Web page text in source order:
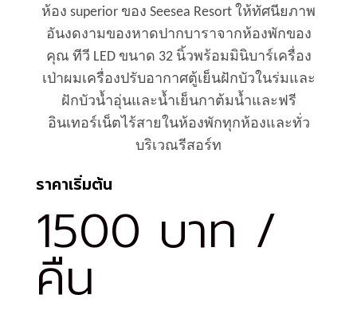
ห้อง superior ของ Seesea Resort ให้ทัศนียภาพ
อันงดงามของหาดปากบาราจากห้องพักของ
คุณ ทีวี LED ขนาด 32 นิ้วพร้อมมินิบาร์เครื่อง
เป่าผมเครื่องปรับอากาศตู้เย็นฝักบัวในร่มและ
ฝักบัวน้ำอุ่นและน้ำเย็นกาต้มน้ำและฟรี
อินเทอร์เน็ตไร้สายในห้องพักทุกห้องและทั่ว
บริเวณรีสอร์ท
ราคาเริ่มต้น
1500 บาท /
คืน